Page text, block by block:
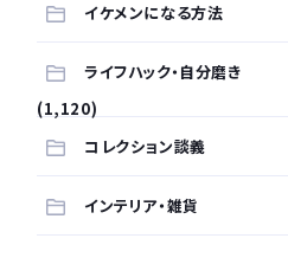
イケメンになる方法
ライフハック・自分磨き
(1,120)
コレクション談義
インテリア・雑貨